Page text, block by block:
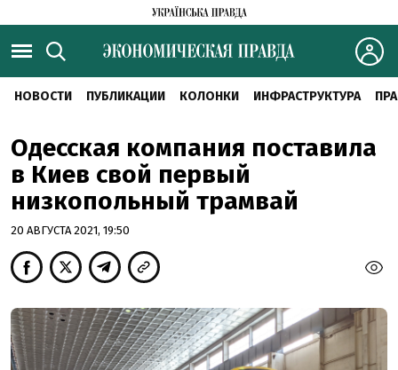
НОВОСТИ ПУБЛИКАЦИИ КОЛОНКИ ИНФРАСТРУКТУРА
Одесская компания поставила
в Киев свой первый
низкопольный трамвай
20 АВГУСТА 2021, 19:50